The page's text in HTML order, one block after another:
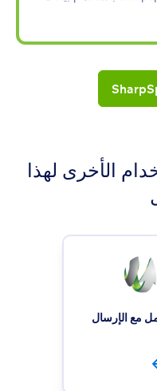
الأخرى لهذا
مع الإرسال